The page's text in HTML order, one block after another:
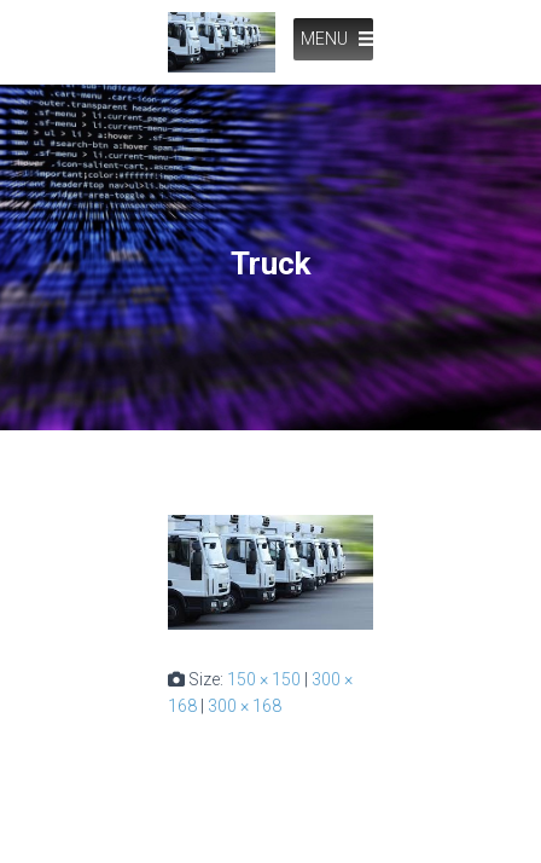
MENU
Truck
Size: 150 × 150
300 ×
168
300 × 168